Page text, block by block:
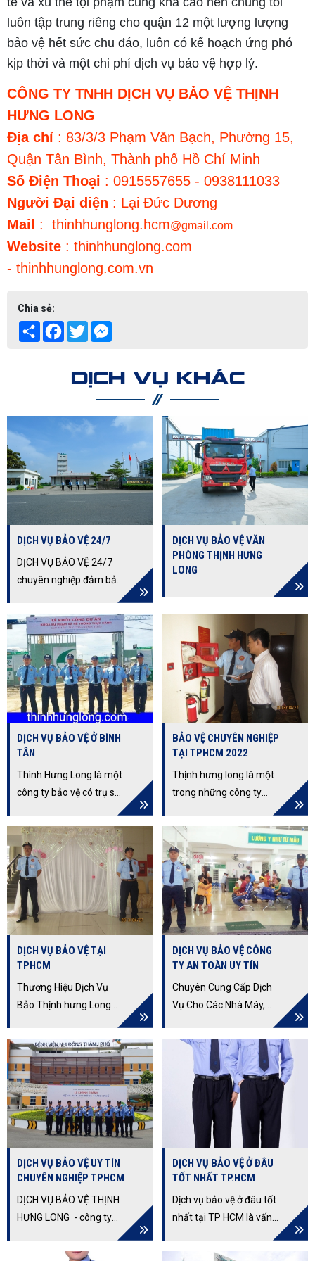
luôn tập trung riêng cho quận 12 một lượng lượng
bảo vệ hết sức chu đáo, luôn có kế hoạch ứng phó
kịp thời và một chi phí dịch vụ bảo vệ hợp lý.
CÔNG TY TNHH DỊCH VỤ BẢO VỆ THỊNH
HƯNG LONG
Địa chỉ : 83/3/3 Phạm Văn Bạch, Phường 15,
Quận Tân Bình, Thành phố Hồ Chí Minh
Số Điện Thoại : 0915557655 - 0938111033
Người Đại diện : Lại Đức Dương
Mail : thinhhunglong.hcm@gmail.com
Website : thinhhunglong.com
- thinhhunglong.com.vn
Chia sẻ:
Share Facebook
Twitter
DỊCH VỤ KHÁC
DỊCH VỤ BẢO VỆ 24/7
DỊCH VỤ BẢO VỆ 24/7
chuyên nghiệp đảm bảo
gián đoạn. Khám phá
các ưu điểm vượt trội và
phạm vi ứng dụng rộng
rãi của dịch vụ bảo vệ 24
giờ liên tục, giúp tối ưu
hóa chi phí và ngăn
chặn rủi ro hiệu quả.
DỊCH VỤ BẢO VỆ VĂN
PHÒNG THỊNH HƯNG
LONG
DỊCH VỤ BẢO VỆ Ở BÌNH
TÂN
Thình Hưng Long là một
công ty bảo vệ có trụ sở
ty: Công ty TNHH Thịnh
Hưng Long Địa chỉ:
83/3/3 Phạm Văn Bạch,
Phường 15, Quận Tân
Bình, Thành phố Hồ Chí
Minh Lĩnh vực hoạt
động: Cung cấp dịch vụ
bảo vệ và an ninh cho
khách hàng trong khu
vực Bình Tân.
BẢO VỆ CHUYÊN NGHIỆP
TẠI TPHCM 2022
Thịnh hưng long là một
trong những công ty
cung cấp dịch vụ bảo vệ
chuyên nghiệp. Với hơn
10 năm kinh nghiệm
hoạt động trong nghề,
sở hữu đội ngũ nhân
viên giàu kinh nghiệm,
trình độ chuyên môn
cao… làm hài lòng ngay
cả những khách hàng
khó tính nhất.
DỊCH VỤ BẢO VỆ TẠI
TPHCM
Thương Hiệu Dịch Vụ
Bảo Thịnh hưng Long
Kết Dịch Vụ Chất Lượng
Cao. Cung Cấp Bảo Vệ
Vệ Sĩ Cho Các Mục Tiêu
Cố Định, Di Động,
Trường Học, Sự Kiện...
DỊCH VỤ BẢO VỆ CÔNG
TY AN TOÀN UY TÍN
Chuyên Cung Cấp Dịch
Vụ Cho Các Nhà Máy,
Khách Sạn, Ngân Hàng
Uy Tín. Cam Kết Dịch Vụ
Chuyên Nghiệp Uy Tín,
Đem Lại Sự Hài Lòng Và
An Tâm
DỊCH VỤ BẢO VỆ UY TÍN
CHUYÊN NGHIỆP TPHCM
DỊCH VỤ BẢO VỆ THỊNH
HƯNG LONG - công ty
uy tín tại TPHCM sở hữu
DỊCH VỤ BẢO VỆ Ở ĐÂU
TỐT NHẤT TP.HCM
Dịch vụ bảo vệ ở đâu tốt
nhất tại TP HCM là vấn
đề được rất nhiều doanh
nghiệp quan tâm đến?